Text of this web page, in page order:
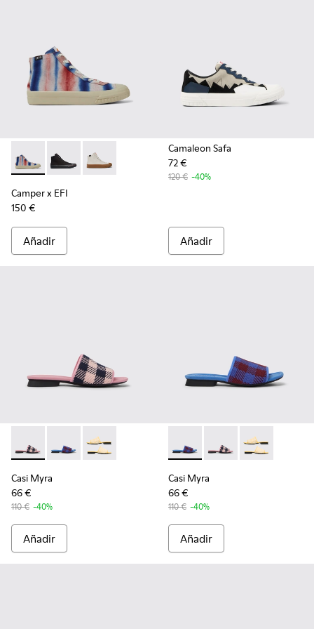
Camper x EFI - K400541-013 - Sneakers de algodón
Camper x EFI - K400541-002
Camper x EFI - K400541-001
Camper x EFI
150 €
Añadir
Camaleon Safa
72 €
120 € -40%
Añadir
Casi Myra - K201223-005 - Multicolor
Casi Myra - K201223-006 - Multicolor
Casi Myra - K201223-001
Casi Myra
66 €
110 € -40%
Añadir
Casi Myra - K201223-006 -
Casi Myra -Casi Myra -
Casi Myra
66 €
110 € -40%
Añadir